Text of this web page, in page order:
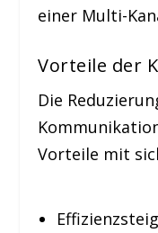
einer Multi-
Vorteile der
Die
Vorteile mit